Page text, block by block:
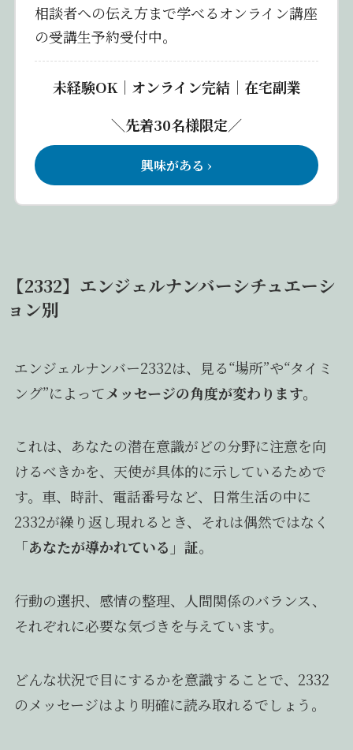
相談者への伝え方まで学べるオンライン講座
の受講生予約受付中。
未経験OK｜オンライン完結｜在宅副業
＼先着30名様限定／
興味がある ›
【2332】エンジェルナンバーシチュエーシ
ョン別
エンジェルナンバー2332は、見る“場所”や“タイミ
ング”によってメッセージの角度が変わります。
これは、あなたの潜在意識がどの分野に注意を向
けるべきかを、天使が具体的に示しているためで
す。車、時計、電話番号など、日常生活の中に
2332が繰り返し現れるとき、それは偶然ではなく
「あなたが導かれている」証。
行動の選択、感情の整理、人間関係のバランス、
それぞれに必要な気づきを与えています。
どんな状況で目にするかを意識することで、2332
のメッセージはより明確に読み取れるでしょう。